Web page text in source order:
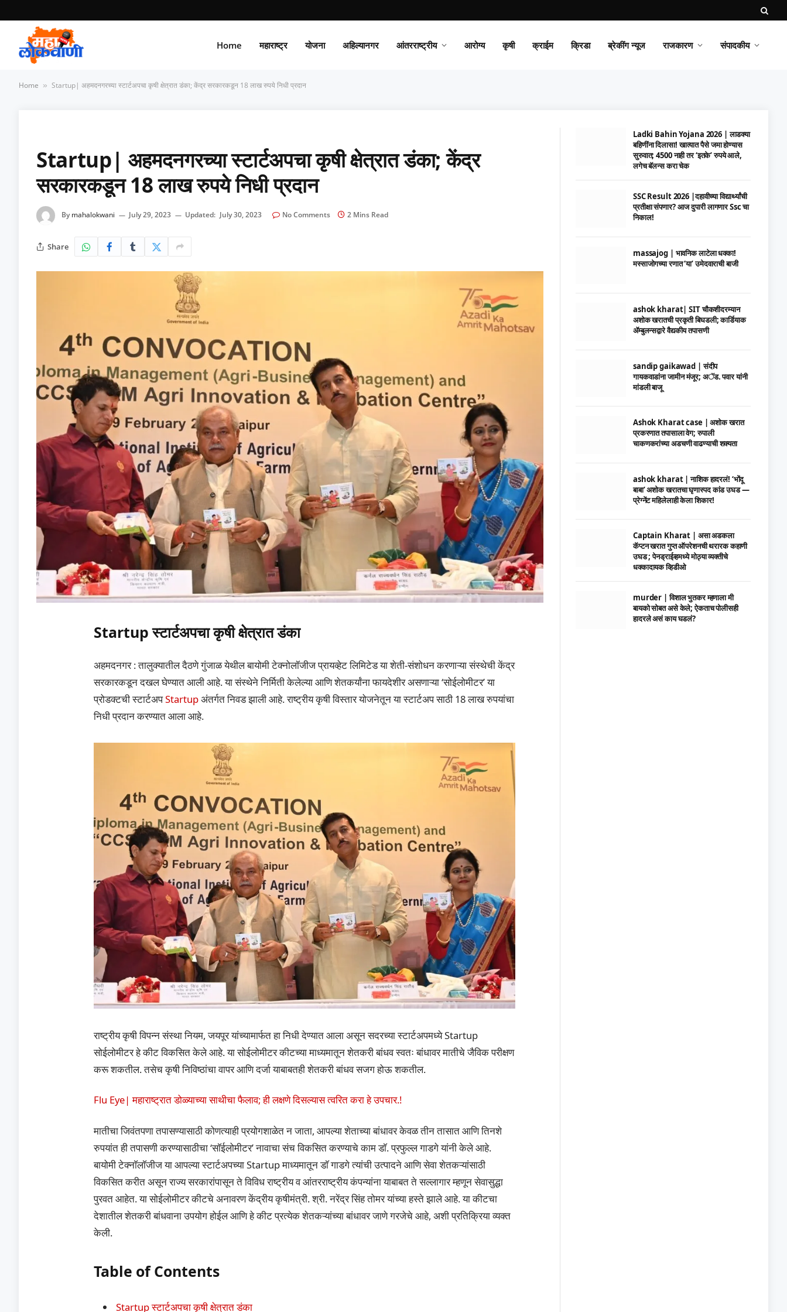
Home महाराष्ट्र योजना अहिल्यानगर आंतरराष्ट्रीय आरोग्य कृषी क्राईम क्रिडा ब्रेकींग न्यूज राजकारण संपादकीय
Home » Startup| अहमदनगरच्या स्टार्टअपचा कृषी क्षेत्रात डंका; केंद्र सरकारकडून 18 लाख रुपये निधी प्रदान
Startup| अहमदनगरच्या स्टार्टअपचा कृषी क्षेत्रात डंका; केंद्र
सरकारकडून 18 लाख रुपये निधी प्रदान
By mahalokwani July 29, 2023 Updated: July 30, 2023 No Comments 2 Mins Read
Share
Startup स्टार्टअपचा कृषी क्षेत्रात डंका
अहमदनगर : तालुक्यातील दैठणे गुंजाळ येथील बायोमी टेक्नोलॉजीज प्रायव्हेट लिमिटेड या शेती-संशोधन करणाऱ्या संस्थेची केंद्र
सरकारकडून दखल घेण्यात आली आहे. या संस्थेने निर्मिती केलेल्या आणि शेतकर्यांना फायदेशीर असणाऱ्या ‘सोईलोमीटर’ या
प्रोडक्टची स्टार्टअपStartupअंतर्गत निवड झाली आहे. राष्ट्रीय कृषी विस्तार योजनेतून या स्टार्टअप साठी 18 लाख रुपयांचा
निधी प्रदान करण्यात आला आहे.
राष्ट्रीय कृषी विपन्न संस्था नियम, जयपूर यांच्यामार्फत हा निधी देण्यात आला असून सदरच्या स्टार्टअपमध्ये Startup
सोईलोमीटर हे कीट विकसित केले आहे. या सोईलोमीटर कीटच्या माध्यमातून शेतकरी बांधव स्वतः बांधावर मातीचे जैविक परीक्षण
करू शकतील. तसेच कृषी निविष्ठांचा वापर आणि दर्जा याबाबतही शेतकरी बांधव सजग होऊ शकतील.
Flu Eye| महाराष्ट्रात डोळ्याच्या साथीचा फैलाव; ही लक्षणे दिसल्यास त्वरित करा हे उपचार.!
मातीचा जिवंतपणा तपासण्यासाठी कोणत्याही प्रयोगशाळेत न जाता, आपल्या शेताच्या बांधावर केवळ तीन तासात आणि तिनशे
रुपयांत ही तपासणी करण्यासाठीचा ‘साॅईलोमीटर’ नावाचा संच विकसित करण्याचे काम डाॅ. प्रफुल्ल गाडगे यांनी केले आहे.
बायोमी टेक्नाॅलाॅजीज या आपल्या स्टार्टअपच्या Startup माध्यमातून डाॅ गाडगे त्यांची उत्पादने आणि सेवा शेतकऱ्यांसाठी
विकसित करीत असून राज्य सरकारांपासून ते विविध राष्ट्रीय व आंतरराष्ट्रीय कंपन्यांना याबाबत ते सल्लागार म्हणून सेवासुद्धा
पुरवत आहेत. या सोईलोमीटर कीटचे अनावरण केंद्रीय कृषीमंत्री. श्री. नरेंद्र सिंह तोमर यांच्या हस्ते झाले आहे. या कीटचा
देशातील शेतकरी बांधवाना उपयोग होईल आणि हे कीट प्रत्येक शेतकऱ्यांच्या बांधावर जाणे गरजेचे आहे, अशी प्रतिक्रिया व्यक्त
केली.
Table of Contents
Startup स्टार्टअपचा कृषी क्षेत्रात डंका
Ladki Bahin Yojana 2026 | लाडक्या
बहिणींना दिलासा! खात्यात पैसे जमा होण्यास
सुरुवात; 4500 नाही तर ‘इतके’ रुपये आले,
लगेच बॅलन्स करा चेक
SSC Result 2026 |दहावीच्या विद्यार्थ्यांची
प्रतीक्षा संपणार? आज दुपारी लागणार Ssc चा
निकाल!
massajog | भावनिक लाटेला धक्का!
मस्साजोगच्या रणात ‘या’ उमेदवाराची बाजी
ashok kharat| SIT चौकशीदरम्यान
अशोक खरातची प्रकृती बिघडली; कार्डियाक
ॲम्बुलन्सद्वारे वैद्यकीय तपासणी
sandip gaikawad | संदीप
गायकवाडांना जामीन मंजूर; अॅड. पवार यांनी
मांडली बाजू
Ashok Kharat case | अशोक खरात
प्रकरणात तपासाला वेग; रुपाली
चाकणकरांच्या अडचणी वाढण्याची शक्यता
ashok kharat | नाशिक हादरलं! ‘भोंदू
बाबा’ अशोक खरातचा घृणास्पद कांड उघड —
प्रेग्नेंट महिलेलाही केला शिकार!
Captain Kharat | असा अडकला
कॅप्टन खरात गुप्त ऑपरेशनची थरारक कहाणी
उघड ; पेनड्राईव्हमध्ये मोठ्या व्यक्तीचे
धक्कादायक व्हिडीओ
murder | विशाल भुतकर म्हणाला मी
बायको सोबत असे केले; ऐकताच पोलीसही
हादरले असं काय घडलं?